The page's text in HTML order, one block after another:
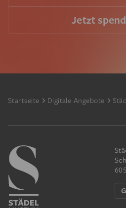
Jetzt
Footer
Startseite Digitale Angebote